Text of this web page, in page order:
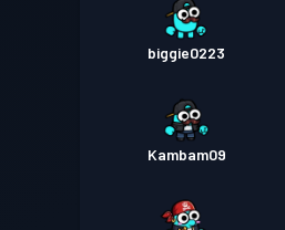
biggie0223
Kambam09